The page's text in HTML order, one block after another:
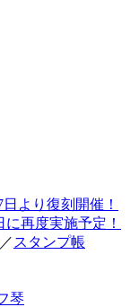
より復刻開催！
に再度実施予定！
／ スタンプ帳
琴